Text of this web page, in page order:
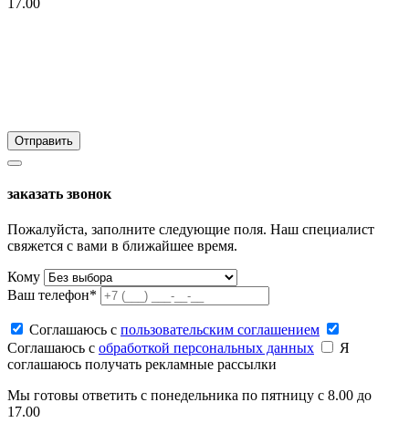
17.00
заказать звонок
Пожалуйста, заполните следующие поля. Наш специалист
свяжется с вами в ближайшее время.
Кому
Ваш телефон*
Соглашаюсь c пользовательским соглашением
Соглашаюсь c обработкой персональных данных
Я
соглашаюсь получать рекламные рассылки
Мы готовы ответить с понедельника по пятницу с 8.00 до
17.00